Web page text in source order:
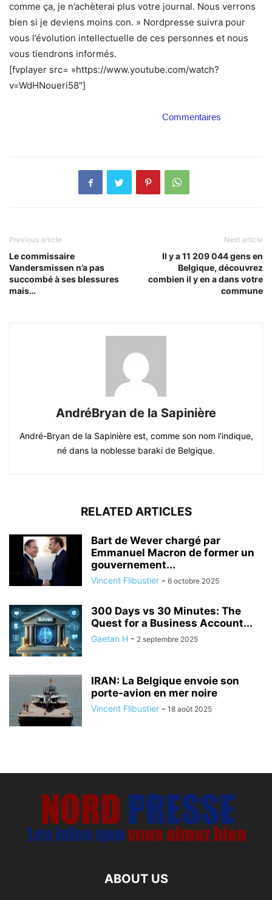
comme ça, je n’achèterai plus votre journal. Nous verrons
bien si je deviens moins con. » Nordpresse suivra pour
vous l’évolution intellectuelle de ces personnes et nous
vous tiendrons informés.
[fvplayer src= »https://www.youtube.com/watch?
v=WdHNoueri58″]
Commentaires
Previous article
Le commissaire
Vandersmissen n’a pas
succombé à ses blessures
mais…
Next article
Il y a 11 209 044 gens en
Belgique, découvrez
combien il y en a dans votre
commune
AndréBryan de la Sapinière
André-Bryan de la Sapinière est, comme son nom l'indique,
né dans la noblesse baraki de Belgique.
RELATED ARTICLES
Bart de Wever chargé par
Emmanuel Macron de former un
gouvernement...
Vincent Flibustier - 6 octobre 2025
300 Days vs 30 Minutes: The
Quest for a Business Account...
Gaetan H - 2 septembre 2025
IRAN: La Belgique envoie son
porte-avion en mer noire
Vincent Flibustier - 18 août 2025
ABOUT US